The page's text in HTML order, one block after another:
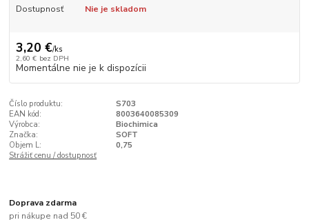
Dostupnosť Nie je skladom
3,20 €/ks
2,60 € bez DPH
Momentálne nie je k dispozícii
Číslo produktu:
S703
EAN kód:
8003640085309
Výrobca:
Biochimica
Značka:
SOFT
Objem L:
0,75
Strážiť cenu / dostupnosť
Doprava zdarma
pri nákupe nad 50 €